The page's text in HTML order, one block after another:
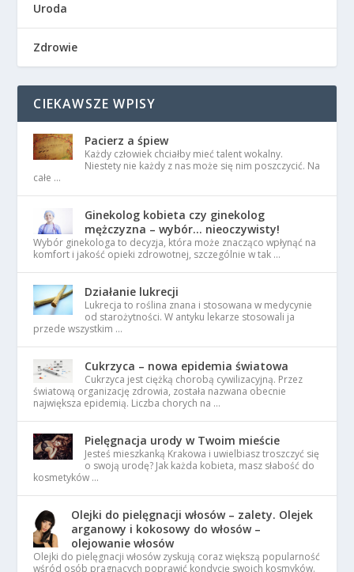
Uroda
Zdrowie
CIEKAWSZE WPISY
Pacierz a śpiew
Każdy człowiek chciałby mieć talent wokalny.
Niestety nie każdy z nas może się nim poszczycić. Na
całe …
Ginekolog kobieta czy ginekolog
mężczyzna – wybór… nieoczywisty!
Wybór ginekologa to decyzja, która może znacząco wpłynąć na
komfort i jakość opieki zdrowotnej, szczególnie w tak …
Działanie lukrecji
Lukrecja to roślina znana i stosowana w medycynie
od starożytności. W antyku lekarze stosowali ja
przede wszystkim …
Cukrzyca – nowa epidemia światowa
Cukrzyca jest ciężką chorobą cywilizacyjną. Przez
światową organizację zdrowia, została nazwana obecnie
największa epidemią. Liczba chorych na …
Pielęgnacja urody w Twoim mieście
Jesteś mieszkanką Krakowa i uwielbiasz troszczyć się
o swoją urodę? Jak każda kobieta, masz słabość do
kosmetyków …
Olejki do pielęgnacji włosów – zalety. Olejek
arganowy i kokosowy do włosów –
olejowanie włosów
Olejki do pielęgnacji włosów zyskują coraz większą popularność
wśród osób pragnących poprawić kondycję swoich kosmyków.